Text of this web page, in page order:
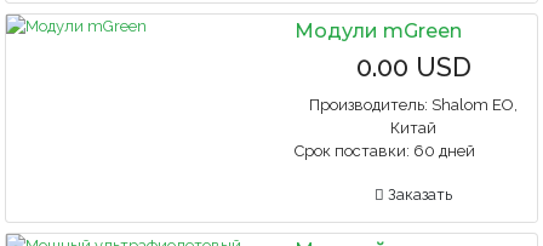
Модули mGreen
0.00 USD
Производитель: Shalom EO,
Китай
Срок поставки: 60 дней
Заказать